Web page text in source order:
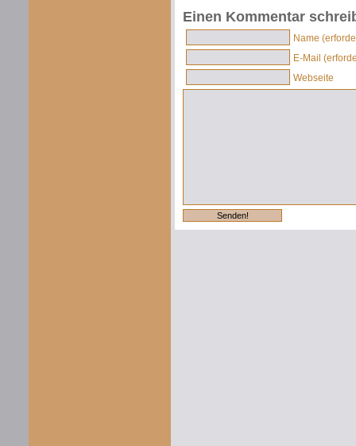
Einen Kommentar
Name
E-Mail
Webseite